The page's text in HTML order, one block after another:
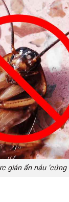
gián ẩn náu ‘cứng